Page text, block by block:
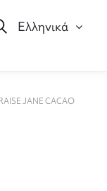
Ελληνικά
JANE CACAO